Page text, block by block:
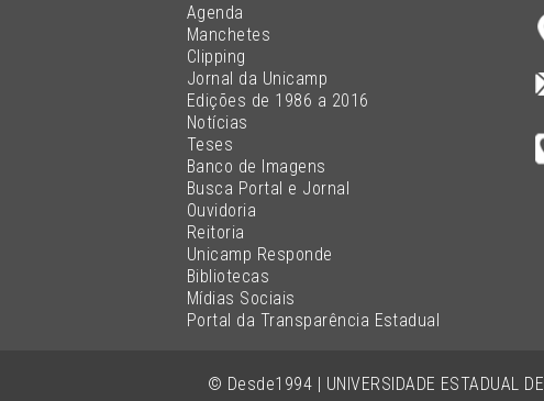
© Desde1994 | UNIVERSIDADE ESTADUAL
Agenda
Manchetes
Clipping
Jornal da Unicamp
Edições de 1986 a 2016
Notícias
Teses
Banco de Imagens
Busca Portal e Jornal
Ouvidoria
Reitoria
Unicamp Responde
Bibliotecas
Mídias Sociais
Portal da Transparência Estadual